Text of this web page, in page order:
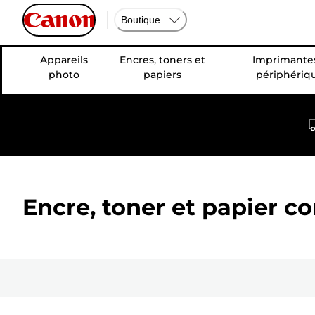
Boutique
Appareils
photo
Encres, toners et
papiers
Encre, toner et papier